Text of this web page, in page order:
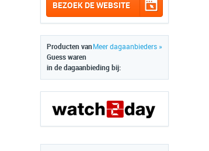
BEZOEK DE WEBSITE
Meer dagaanbieders »
Producten van
Guess waren
in de dagaanbieding bij: